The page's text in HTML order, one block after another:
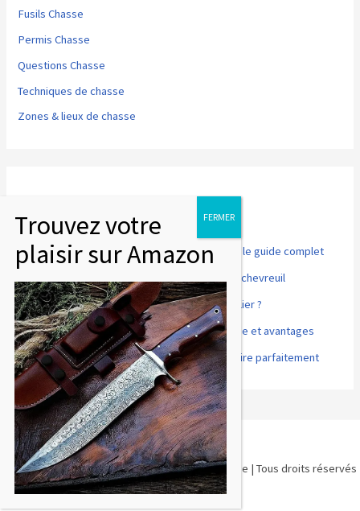
Fusils Chasse
Permis Chasse
Questions Chasse
Techniques de chasse
Zones & lieux de chasse
Point rouge pour fusil de chasse et tir sportif : le guide complet
Comment désosser et préparer un cuissot de chevreuil
Accords mets et vins : que boire avec du sanglier ?
Cuisson basse température du gibier : méthode et avantages
Gibier à plumes : comment le préparer et le cuire parfaitement
Copyright © 2026 Artemis Chasse | Blog de Chasse | Tous droits réservés